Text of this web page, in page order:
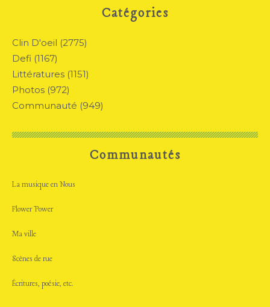
Catégories
Clin D'oeil (2775)
Defi (1167)
Littératures (1151)
Photos (972)
Communauté (949)
Communautés
La musique en Nous
Flower Power
Ma ville
Scènes de rue
Écritures, poésie, etc.